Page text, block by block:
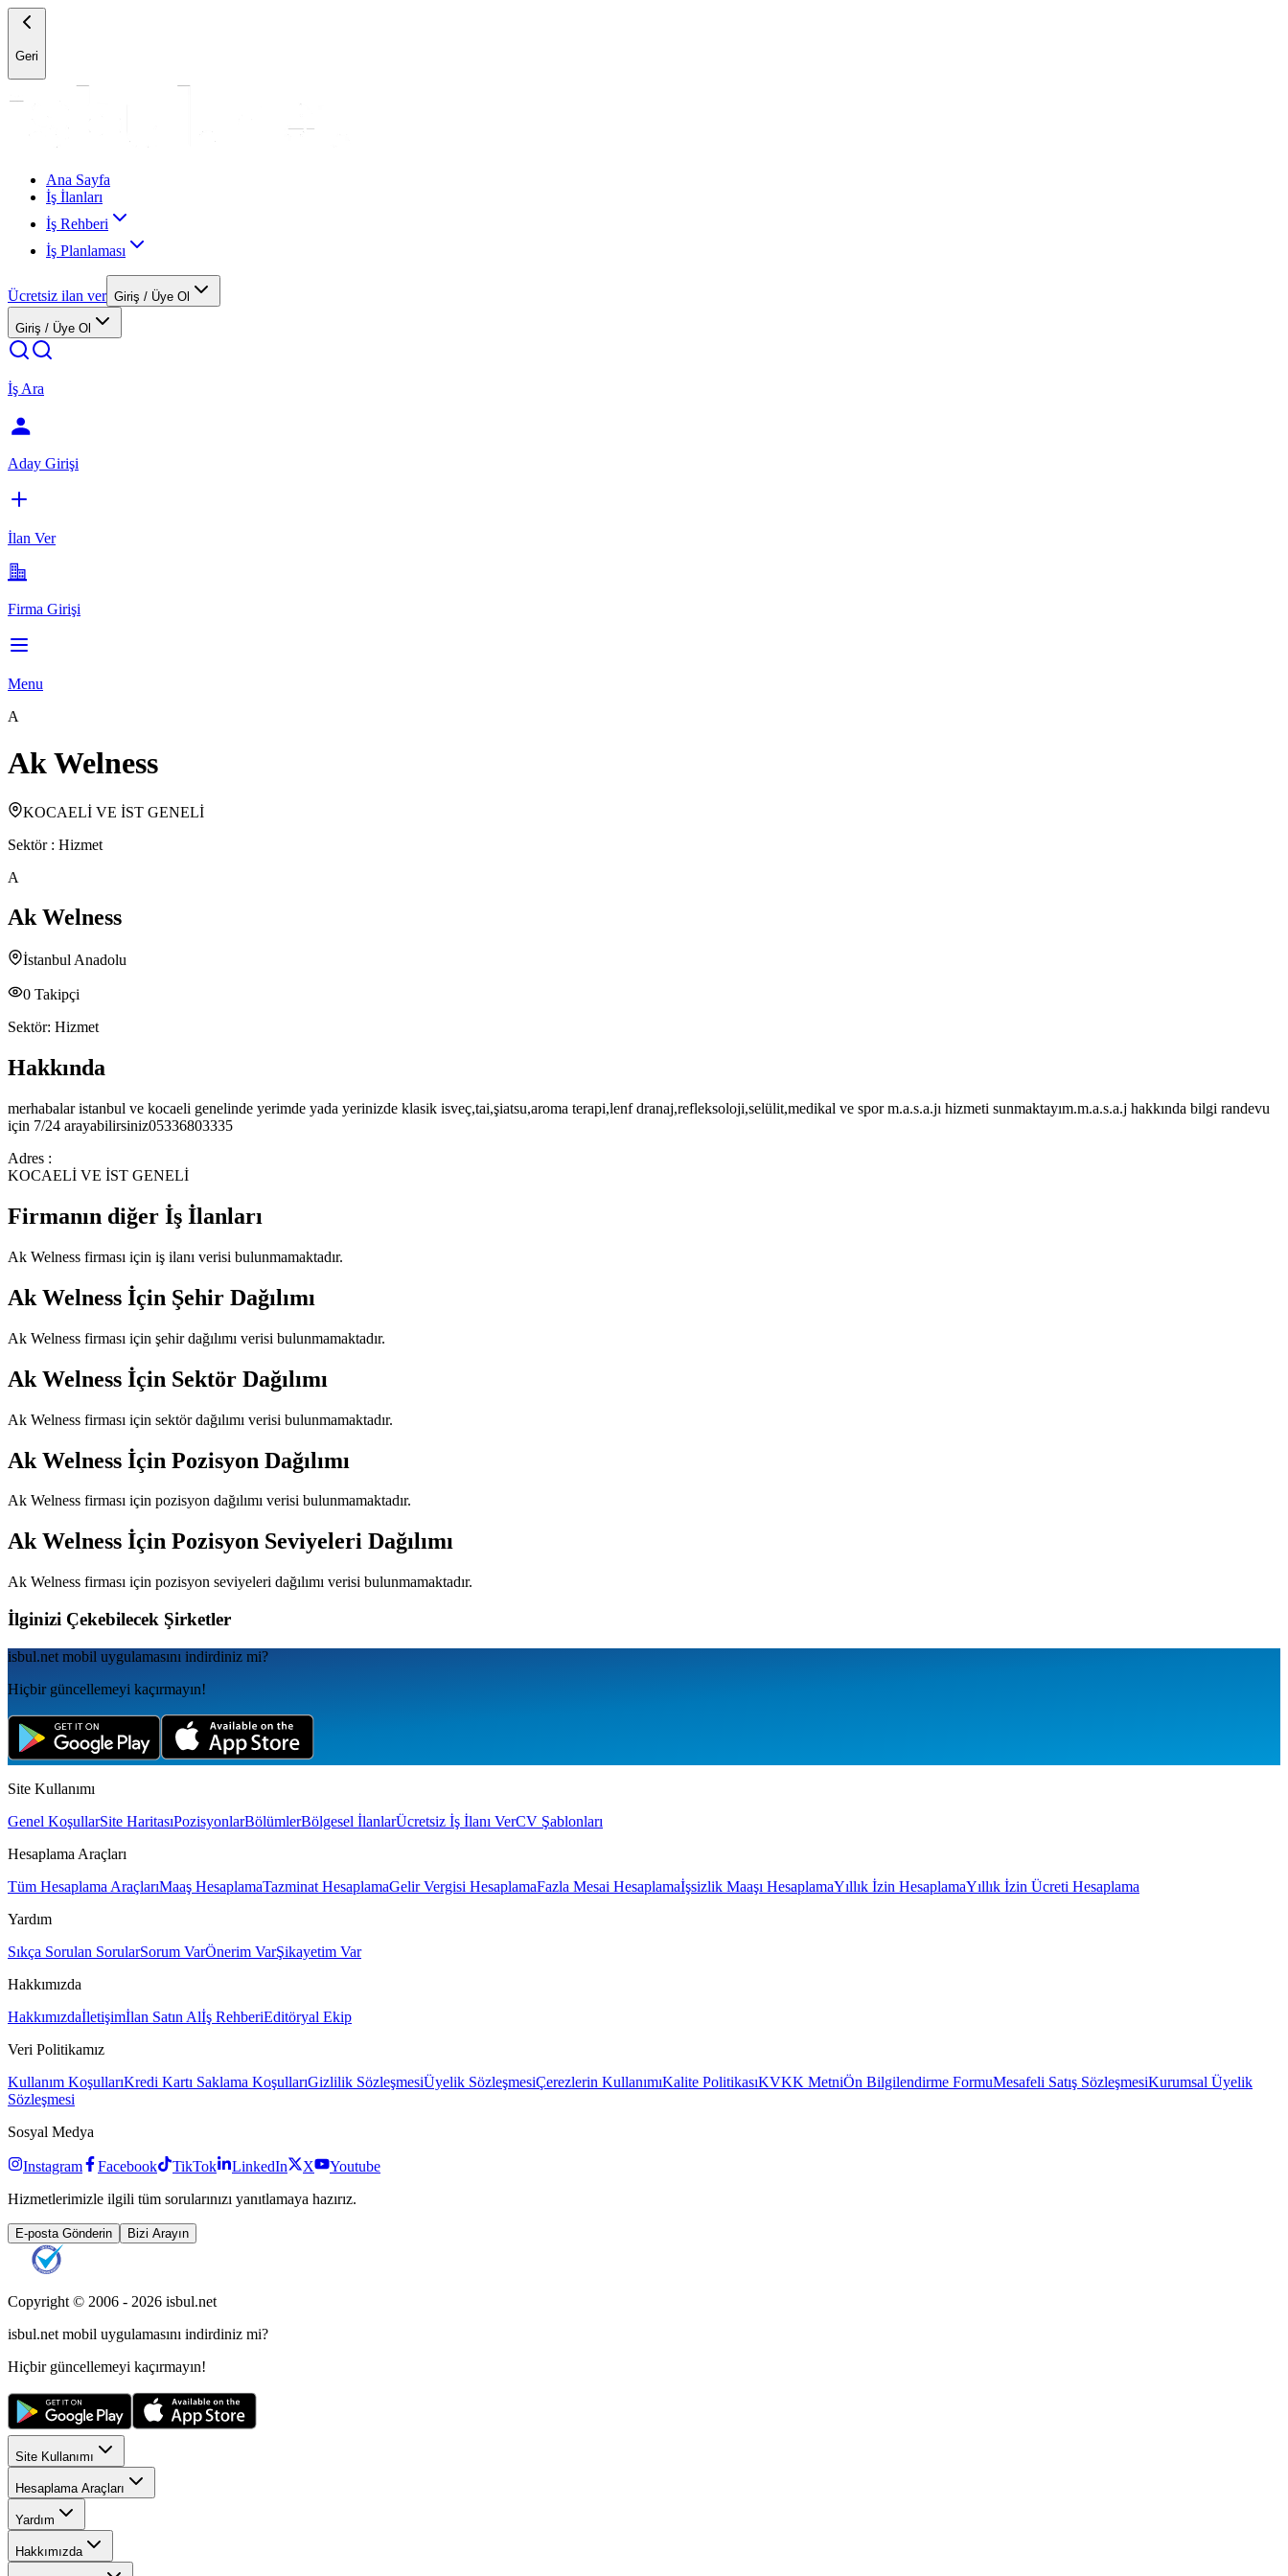
Geri
Ana Sayfa
İş İlanları
İş Rehberi
İş Planlaması
Ücretsiz ilan ver Giriş / Üye Ol
Giriş / Üye Ol
İş Ara
Aday Girişi
İlan Ver
Firma Girişi
Menu
A
Ak Welness
KOCAELİ VE İST GENELİ
Sektör : Hizmet
A
Ak Welness
İstanbul Anadolu
0 Takipçi
Sektör: Hizmet
Hakkında
merhabalar istanbul ve kocaeli genelinde yerimde yada yerinizde klasik isveç,tai,şiatsu,aroma terapi,lenf dranaj,refleksoloji,selülit,medikal ve spor m.a.s.a.jı hizmeti sunmaktayım.m.a.s.a.j hakkında bilgi randevu
için 7/24 arayabilirsiniz05336803335
Adres :
KOCAELİ VE İST GENELİ
Firmanın diğer İş İlanları
Ak Welness firması için iş ilanı verisi bulunmamaktadır.
Ak Welness İçin Şehir Dağılımı
Ak Welness firması için şehir dağılımı verisi bulunmamaktadır.
Ak Welness İçin Sektör Dağılımı
Ak Welness firması için sektör dağılımı verisi bulunmamaktadır.
Ak Welness İçin Pozisyon Dağılımı
Ak Welness firması için pozisyon dağılımı verisi bulunmamaktadır.
Ak Welness İçin Pozisyon Seviyeleri Dağılımı
Ak Welness firması için pozisyon seviyeleri dağılımı verisi bulunmamaktadır.
İlginizi Çekebilecek Şirketler
isbul.net mobil uygulamаsını indirdiniz mi?
Hiçbir güncellemeyi kaçırmayın!
Site Kullanımı
Genel KoşullarSite HaritasıPozisyonlarBölümlerBölgesel İlanlarÜcretsiz İş İlanı VerCV Şablonları
Hesaplama Araçları
Tüm Hesaplama AraçlarıMaaş HesaplamaTazminat HesaplamaGelir Vergisi HesaplamaFazla Mesai Hesaplamaİşsizlik Maaşı HesaplamaYıllık İzin HesaplamaYıllık İzin Ücreti Hesaplama
Yardım
Sıkça Sorulan SorularSorum VarÖnerim VarŞikayetim Var
Hakkımızda
Hakkımızdaİletişimİlan Satın Alİş RehberiEditöryal Ekip
Veri Politikamız
Kullanım KoşullarıKredi Kartı Saklama KoşullarıGizlilik SözleşmesiÜyelik SözleşmesiÇerezlerin KullanımıKalite PolitikasıKVKK MetniÖn Bilgilendirme FormuMesafeli Satış SözleşmesiKurumsal Üyelik
Sözleşmesi
Sosyal Medya
Instagram Facebook TikTok LinkedIn X
Youtube
Hizmetlerimizle ilgili tüm sorularınızı yanıtlamaya hazırız.
E-posta Gönderin Bizi Arayın
Copyright © 2006 - 2026 isbul.net
isbul.net mobil uygulamasını indirdiniz mi?
Hiçbir güncellemeyi kaçırmayın!
Site Kullanımı
Hesaplama Araçları
Yardım
Hakkımızda